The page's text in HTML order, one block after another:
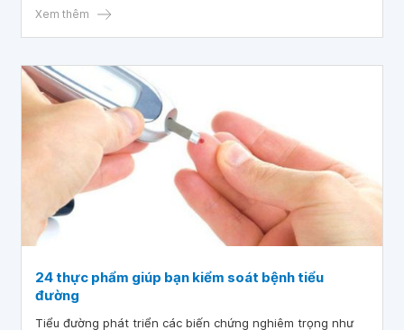
Xem thêm
24 thực phẩm giúp bạn kiểm soát bệnh tiểu
đường
Tiểu đường phát triển các biến chứng nghiêm trọng như